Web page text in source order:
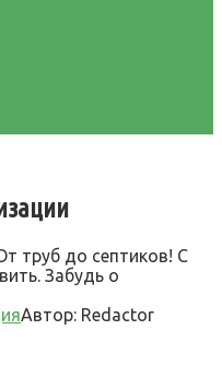
труб до септиков! С
Забудь о
Автор: Redactor